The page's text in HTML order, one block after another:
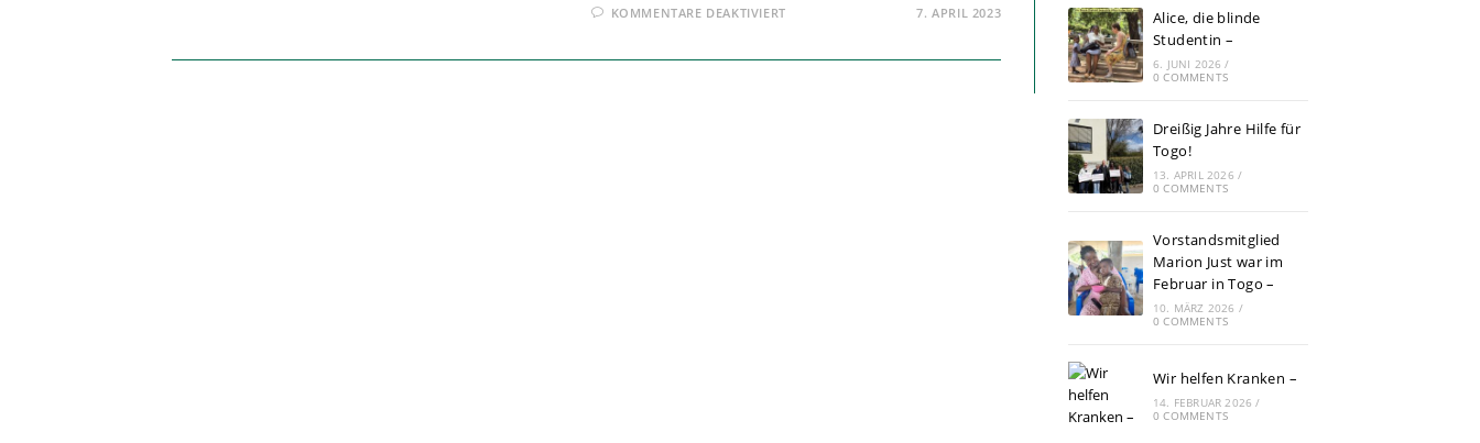
KOMMENTARE DEAKTIVIERTFÜR
BEVOR!
7. APRIL 2023
Alice, die blinde
Studentin –
6. JUNI 2026 /
0 COMMENTS
Dreißig Jahre Hilfe für
Togo!
13. APRIL 2026 /
0 COMMENTS
Vorstandsmitglied
Marion Just war im
Februar in Togo –
10. MÄRZ 2026 /
0 COMMENTS
Wir helfen Kranken –
14. FEBRUAR 2026 /
0 COMMENTS